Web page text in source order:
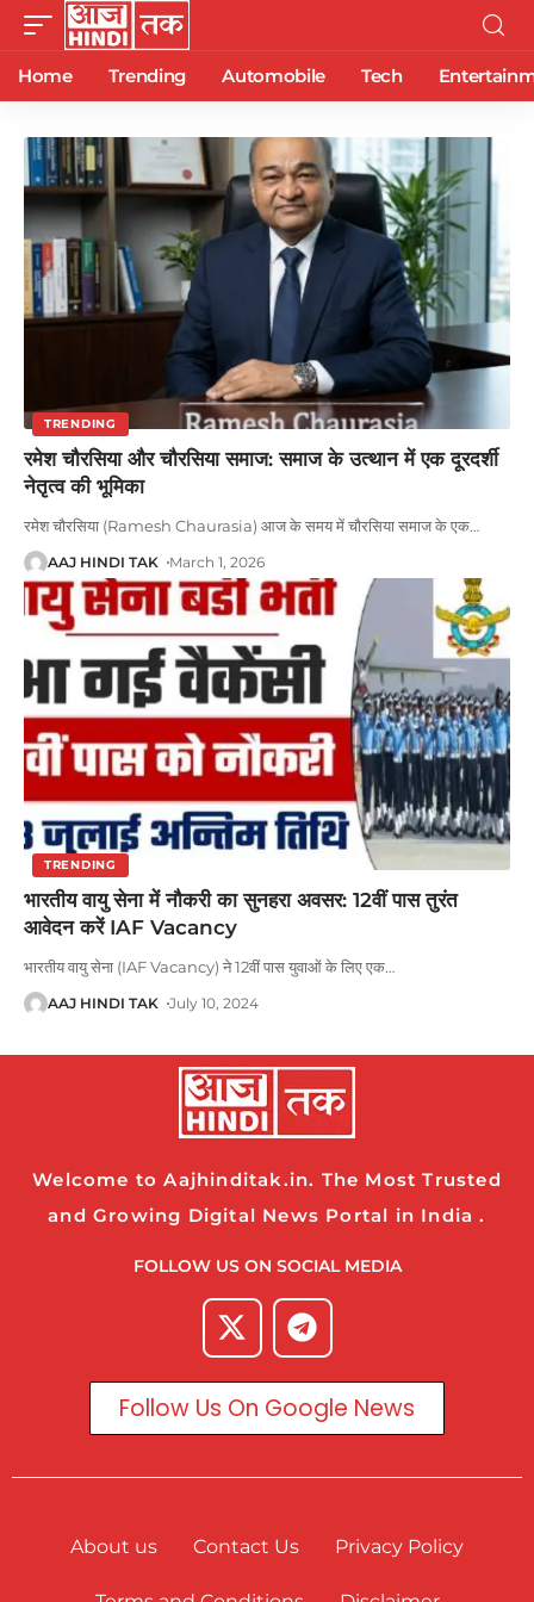
Home Trending Automobile Tech
TRENDING
रमेश चौरसिया और चौरसिया समाज: समाज के उत्थान में एक दूरदर्शी
नेतृत्व की भूमिका
रमेश चौरसिया (Ramesh Chaurasia) आज के समय में चौरसिया समाज के एक…
AAJ HINDI TAK March 1, 2026
TRENDING
भारतीय वायु सेना में नौकरी का सुनहरा अवसर: 12वीं पास तुरंत
आवेदन करें IAF Vacancy
भारतीय वायु सेना (IAF Vacancy) ने 12वीं पास युवाओं के लिए एक…
AAJ HINDI TAK July 10, 2024
Welcome to Aajhinditak.in. The Most Trusted
and Growing Digital News Portal in India .
FOLLOW US ON SOCIAL MEDIA
Follow Us On Google News
About us Contact Us Privacy Policy